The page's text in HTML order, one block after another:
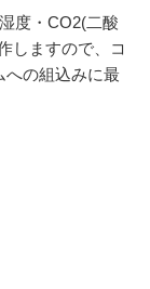
度・CO2(二酸
しますので、コ
への組込みに最